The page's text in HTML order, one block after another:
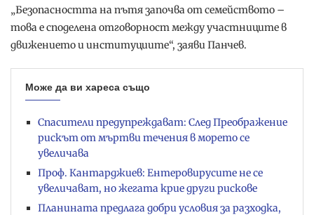
„Безопасността на пътя започва от семейството –
това е споделена отговорност между участниците в
движението и институциите“, заяви Панчев.
Може да ви хареса също
Спасители предупреждават: След Преображение
рискът от мъртви течения в морето се
увеличава
Проф. Кантарджиев: Ентеровирусите не се
увеличават, но жегата крие други рискове
Планината предлага добри условия за разходка,